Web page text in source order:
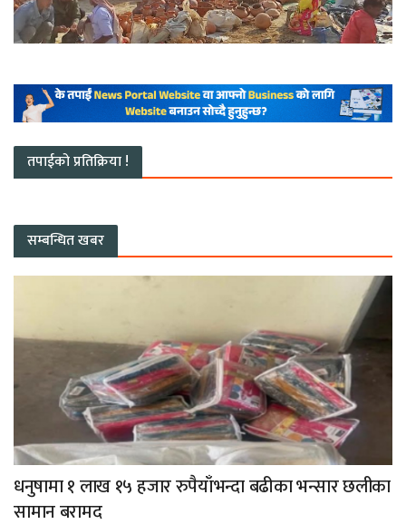
तपाईको प्रतिक्रिया !
सम्बन्धित खबर
धनुषामा १ लाख १५ हजार रुपैयाँभन्दा बढीका भन्सार छलीका
सामान बरामद